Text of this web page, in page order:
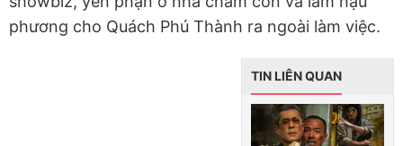
phương cho Quách Phú Thành ra ngoài làm việc.
TIN LIÊN QUAN